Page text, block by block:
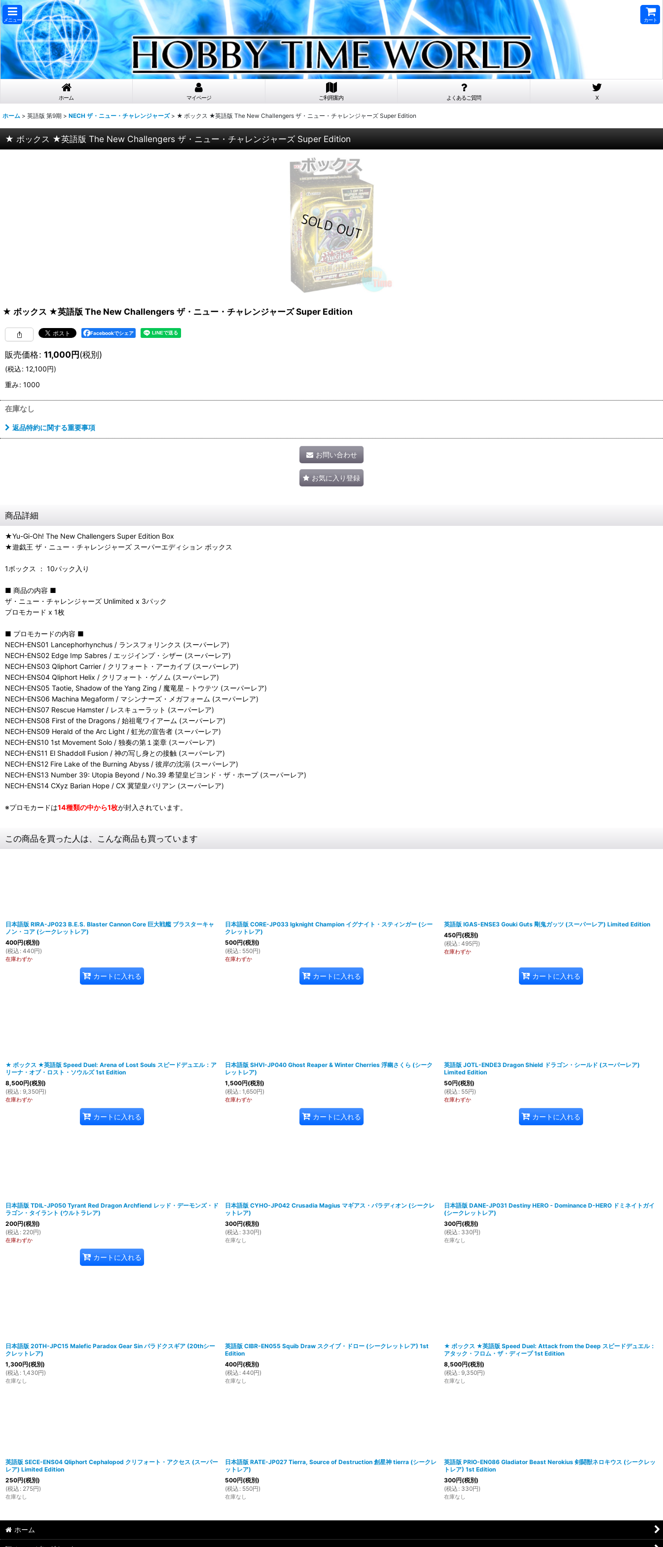
メニュー カート
ホーム マイページ ご利用案内 よくあるご質問 X
ホーム > 英語版 第9期 > NECH ザ・ニュー・チャレンジャーズ > ★ ボックス ★英語版 The New Challengers ザ・ニュー・チャレンジャーズ Super Edition
★ ボックス ★英語版 The New Challengers ザ・ニュー・チャレンジャーズ Super Edition
★ ボックス ★英語版 The New Challengers ザ・ニュー・チャレンジャーズ Super Edition
Facebookでシェア
販売価格: 11,000円(税別)
(税込: 12,100円)
重み: 1000
在庫なし
返品特約に関する重要事項
お問い合わせ
お気に入り登録
商品詳細
★Yu-Gi-Oh! The New Challengers Super Edition Box
★遊戯王 ザ・ニュー・チャレンジャーズ スーパーエディション ボックス
1ボックス ： 10パック入り
■ 商品の内容 ■
ザ・ニュー・チャレンジャーズ Unlimited x 3パック
プロモカード x 1枚
■ プロモカードの内容 ■
NECH-ENS01 Lancephorhynchus / ランスフォリンクス (スーパーレア)
NECH-ENS02 Edge Imp Sabres / エッジインプ・シザー (スーパーレア)
NECH-ENS03 Qliphort Carrier / クリフォート・アーカイブ (スーパーレア)
NECH-ENS04 Qliphort Helix / クリフォート・ゲノム (スーパーレア)
NECH-ENS05 Taotie, Shadow of the Yang Zing / 魔竜星－トウテツ (スーパーレア)
NECH-ENS06 Machina Megaform / マシンナーズ・メガフォーム (スーパーレア)
NECH-ENS07 Rescue Hamster / レスキューラット (スーパーレア)
NECH-ENS08 First of the Dragons / 始祖竜ワイアーム (スーパーレア)
NECH-ENS09 Herald of the Arc Light / 虹光の宣告者 (スーパーレア)
NECH-ENS10 1st Movement Solo / 独奏の第１楽章 (スーパーレア)
NECH-ENS11 El Shaddoll Fusion / 神の写し身との接触 (スーパーレア)
NECH-ENS12 Fire Lake of the Burning Abyss / 彼岸の沈溺 (スーパーレア)
NECH-ENS13 Number 39: Utopia Beyond / No.39 希望皇ビヨンド・ザ・ホープ (スーパーレア)
NECH-ENS14 CXyz Barian Hope / CX 冀望皇バリアン (スーパーレア)
※プロモカードは14種類の中から1枚が封入されています。
この商品を買った人は、こんな商品も買っています
日本語版 RIRA-JP023 B.E.S. Blaster Cannon Core 巨大戦艦 ブラスターキャ
ノン・コア (シークレットレア)
400円(税別)
(税込 : 440円)
在庫わずか
カートに入れる
日本語版 CORE-JP033 Igknight Champion イグナイト・スティンガー (シー
クレットレア)
500円(税別)
(税込 : 550円)
在庫わずか
カートに入れる
英語版 IGAS-ENSE3 Gouki Guts 剛鬼ガッツ (スーパーレア) Limited Edition
450円(税別)
(税込 : 495円)
在庫わずか
カートに入れる
★ ボックス ★英語版 Speed Duel: Arena of Lost Souls スピードデュエル：ア
リーナ・オブ・ロスト・ソウルズ 1st Edition
8,500円(税別)
(税込 : 9,350円)
在庫わずか
カートに入れる
日本語版 SHVI-JP040 Ghost Reaper & Winter Cherries 浮幽さくら (シーク
レットレア)
1,500円(税別)
(税込 : 1,650円)
在庫わずか
カートに入れる
英語版 JOTL-ENDE3 Dragon Shield ドラゴン・シールド (スーパーレア)
Limited Edition
50円(税別)
(税込 : 55円)
在庫わずか
カートに入れる
日本語版 TDIL-JP050 Tyrant Red Dragon Archfiend レッド・デーモンズ・ド
ラゴン・タイラント (ウルトラレア)
200円(税別)
(税込 : 220円)
在庫わずか
カートに入れる
日本語版 CYHO-JP042 Crusadia Magius マギアス・パラディオン (シークレ
ットレア)
300円(税別)
(税込 : 330円)
在庫なし
日本語版 DANE-JP031 Destiny HERO - Dominance D-HERO ドミネイトガイ
(シークレットレア)
300円(税別)
(税込 : 330円)
在庫なし
日本語版 20TH-JPC15 Malefic Paradox Gear Sin パラドクスギア (20thシー
クレットレア)
1,300円(税別)
(税込 : 1,430円)
在庫なし
英語版 CIBR-EN055 Squib Draw スクイブ・ドロー (シークレットレア) 1st
Edition
400円(税別)
(税込 : 440円)
在庫なし
★ ボックス ★英語版 Speed Duel: Attack from the Deep スピードデュエル：
アタック・フロム・ザ・ディープ 1st Edition
8,500円(税別)
(税込 : 9,350円)
在庫なし
英語版 SECE-ENS04 Qliphort Cephalopod クリフォート・アクセス (スーパー
レア) Limited Edition
250円(税別)
(税込 : 275円)
在庫なし
日本語版 RATE-JP027 Tierra, Source of Destruction 創星神 tierra (シークレ
ットレア)
500円(税別)
(税込 : 550円)
在庫なし
英語版 PRIO-EN086 Gladiator Beast Nerokius 剣闘獣ネロキウス (シークレッ
トレア) 1st Edition
300円(税別)
(税込 : 330円)
在庫なし
ホーム